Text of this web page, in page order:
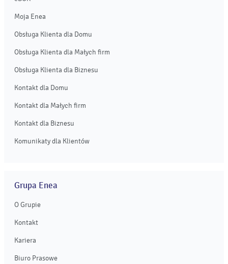
Moja Enea
Obsługa Klienta dla Domu
Obsługa Klienta dla Małych firm
Obsługa Klienta dla Biznesu
Kontakt dla Domu
Kontakt dla Małych firm
Kontakt dla Biznesu
Komunikaty dla Klientów
Grupa Enea
O Grupie
Kontakt
Kariera
Biuro Prasowe